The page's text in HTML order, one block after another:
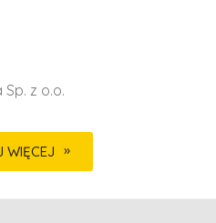
z o.o.
WIĘCEJ